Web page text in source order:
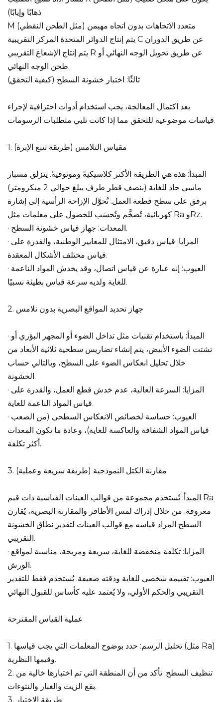
ذهابًا وإيابًا)
M متعدد الاتجاهات بدون اتجاه مهيمن (مثل الطحن النقطي)
يتم إنتاج الدوائر المتحدة المركز التقريبية C عن طريق الدوران
يتم إنتاج الإشعاع التقريبي R عن طريق تحويل الوجه النهائي أو
طحن الوجه النهائي.
ثالثًا: اختبار خشونة السطح (كيفية التحقق)
بعد اكتمال المعالجة، يجب استخدام أدوات احترافية لإجراء
قياسات موضوعية للتحقق مما إذا كانت تلبي متطلبات الرسومات.
1. مقياس التلامس (طريقة تتبع الإبرة)
المبدأ: هذه هي الطريقة الأكثر كلاسيكيةً وموثوقيةً. ينزلق مسبار
ماسي حاد للغاية (بنصف قطر طرف يبلغ حوالي 2 ميكرومتر)
برفق على سطح قطعة العمل. تُحوَّل الإزاحة الرأسية إلى إشارة
كهربائية، تُضخَّم وتُحسَب للحصول على معلمات مثل Ra وRz.
· المعدات: جهاز قياس خشونة السطح.
· المزايا: قياس دقيق، الامتثال للمعايير الوطنية، والقدرة على
قياس مختلف الأشكال المعقدة.
· العيوب: إنه عبارة عن قياس اتصال، وقد يخدش المواد الناعمة
للغاية ولديه سرعة قياس بطيئة نسبيًا.
2. جهاز تحديد المواقع البصرية بدون تلامس
· المبدأ: باستخدام تقنيات مثل تداخل الضوء أو المجهر البؤري أو
تشتت الضوء الأبيض، يتم إنشاء تضاريس سطحية ثلاثية الأبعاد من
خلال تحليل انعكاس الضوء على السطح، وبالتالي حساب
الخشونة.
· المزايا: السرعة العالية، عدم خدش قطع العمل، والقدرة على
قياس المواد الناعمة للغاية.
· العيوب: حساسة لخصائص الانعكاس السطحي (من الصعب
قياس المواد الشفافة والعاكسة للغاية)، وعادة ما تكون المعدات
أكثر تكلفة.
3. مقارنة الكتل النموذجية (طريقة سريعة وعملية)
المبدأ: تُستخدم مجموعة من قوالب العينات القياسية ذات قيم Ra
معروفة. من خلال إدراك لمس الأظافر والمقارنة البصرية، يُقارن
السطح المراد قياسه مع قوالب العينات لتقدير نطاق الخشونة
التقريبي.
· المزايا: تكلفة منخفضة للغاية، سريعة ومريحة، مناسبة لمواقع
الورش.
العيوب: تقييمه شخصي للغاية ودقته ضعيفة. يُستخدم فقط للتقدير
التقريبي والحكم الأولي، ولا يُعتمد عليه كأساس للقبول النهائي.
عملية القياس المقترحة
1. تحليل الرسم: حدد بوضوح المعلمات التي يجب قياسها (مثل Ra)
وقيمها النظرية.
2. تنظيف السطح: تأكد من أن المنطقة التي تم اختبارها خالية من
بقع الزيت والغبار والنتوءات.
3. طريقة الاختيار: